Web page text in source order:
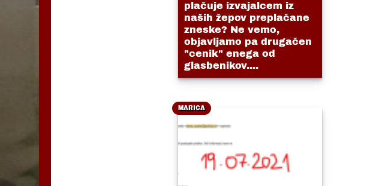
plačuje izvajalcem iz
naših žepov preplačane
zneske? Ne vemo,
objavljamo pa drugačen
"cenik" enega od
glasbenikov....
MARICA